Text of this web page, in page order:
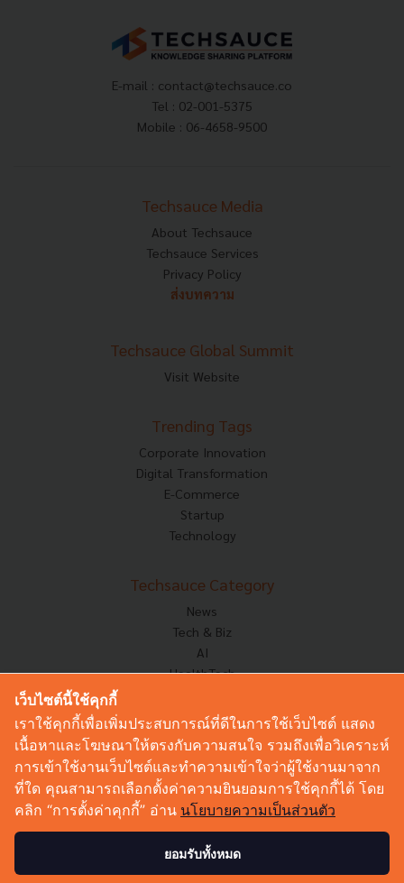
E-mail : contact@techsauce.co
Tel : 02-001-5375
Mobile : 06-4658-9500
Techsauce Media
About Techsauce
Techsauce Services
Privacy Policy
ส่งบทความ
Techsauce Global Summit
Visit Website
Trending Tags
Corporate Innovation
Digital Transformation
E-Commerce
Startup
Technology
Techsauce Category
News
Tech & Biz
AI
HealthTech
Corp Innov
Saucy Thoughts
Sustainable
Videos
Podcast
เว็บไซต์นี้ใช้คุกกี้
เราใช้คุกกี้เพื่อเพิ่มประสบการณ์ที่ดีในการใช้เว็บไซต์ แสดง
เนื้อหาและโฆษณาให้ตรงกับความสนใจ รวมถึงเพื่อวิเคราะห์
การเข้าใช้งานเว็บไซต์และทำความเข้าใจว่าผู้ใช้งานมาจาก
ที่ใด คุณสามารถเลือกตั้งค่าความยินยอมการใช้คุกกี้ได้ โดย
คลิก “การตั้งค่าคุกกี้” อ่าน นโยบายความเป็นส่วนตัว
ยอมรับทั้งหมด